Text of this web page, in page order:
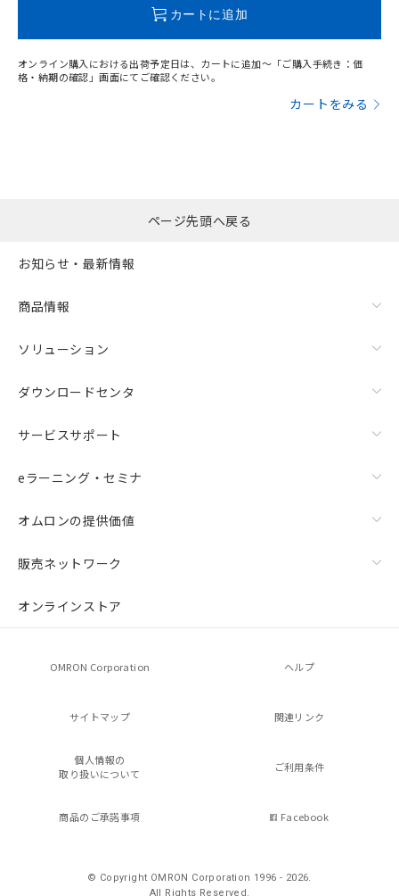
カートに追加
オンライン購入における出荷予定日は、カートに追加～「ご購入手続き：価
格・納期の確認」画面にてご確認ください。
カートをみる
ページ先頭へ戻る
お知らせ・最新情報
商品情報
ソリューション
ダウンロードセンタ
サービスサポート
eラーニング・セミナ
オムロンの提供価値
販売ネットワーク
オンラインストア
OMRON Corporation ヘルプ
サイトマップ 関連リンク
個人情報の
取り扱いについて
ご利用条件
商品のご承諾事項 Facebook
© Copyright OMRON Corporation 1996 - 2026.
All Rights Reserved.